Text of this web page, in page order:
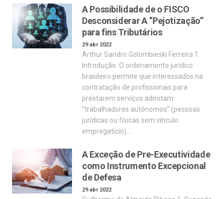
A Possibilidade de o FISCO
Desconsiderar A “Pejotização”
para fins Tributários
29 abr 2022
Arthur Sandro Golombieski Ferreira 1.
Introdução. O ordenamento jurídico
brasileiro permite que interessados na
contratação de profissionais para
prestarem serviços admitam
“trabalhadores autônomos” (pessoas
jurídicas ou físicas sem vínculo
empregatício)…
A Exceção de Pre-Executividade
como Instrumento Excepcional
de Defesa
29 abr 2022